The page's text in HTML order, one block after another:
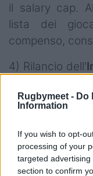
Rugbymeet - Do
Information
If you wish to opt-
processing of your
targeted
section to confirm
il salary cap.
lista dei
compenso,
4) Rilancio dell'
contro
fissato per il